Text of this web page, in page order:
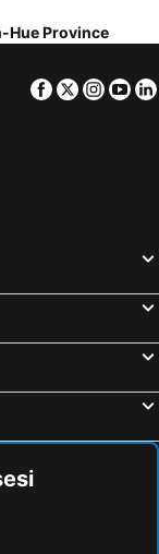
Hue Province
Facebook
Twitter